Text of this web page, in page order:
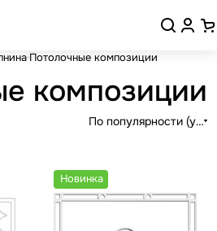
Потолочные композиции
композиции
По популярности
Новинка